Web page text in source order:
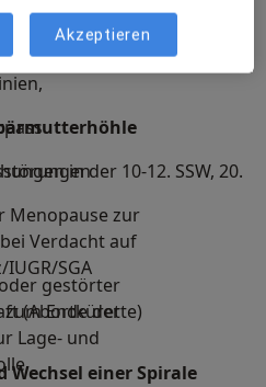
der
in der 10-12. SSW, 20.
Verdacht auf
SGA
Ende der
Lage- und
Menopause zur
gestörter
(Abortkürette)
einer Spirale
Akzeptieren